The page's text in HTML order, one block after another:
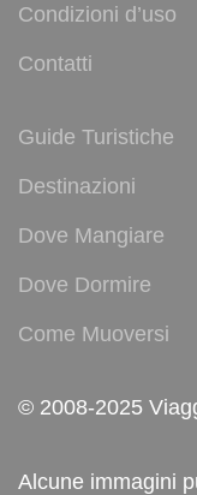
Condizioni d’uso
Contatti
Guide Turistiche
Destinazioni
Dove Mangiare
Dove Dormire
Come Muoversi
© 2008-2025
Alcune immagini